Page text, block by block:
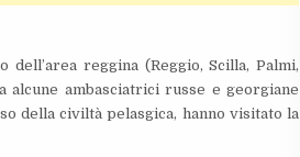
reggina (Reggio, Scilla, Palmi,
alcune ambasciatrici russe e georgiane
della civiltà pelasgica, hanno visitato la